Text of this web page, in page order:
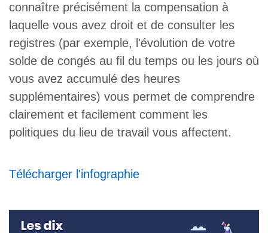
connaître précisément la compensation à
laquelle vous avez droit et de consulter les
registres (par exemple, l'évolution de votre
solde de congés au fil du temps ou les jours où
vous avez accumulé des heures
supplémentaires) vous permet de comprendre
clairement et facilement comment les
politiques du lieu de travail vous affectent.
Télécharger l'infographie